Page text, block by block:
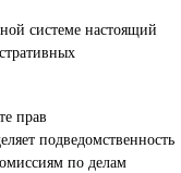
системе настоящий
прав
подведомственность
по делам